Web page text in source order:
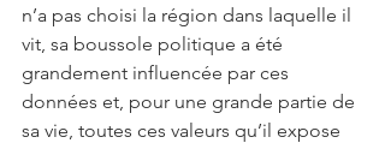
n’a pas choisi la région dans laquelle il
vit, sa boussole politique a été
grandement influencée par ces
données et, pour une grande partie de
sa vie, toutes ces valeurs qu’il expose